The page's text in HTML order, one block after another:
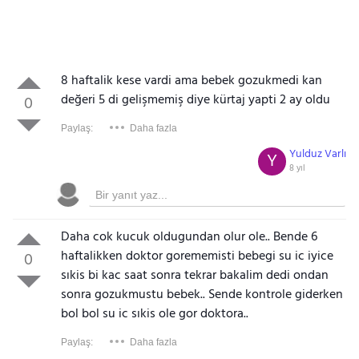
0
8 haftalik kese vardi ama bebek gozukmedi kan
değeri 5 di gelişmemiş diye kürtaj yapti 2 ay oldu
Paylaş: Daha fazla
Yulduz Varlı
8 yıl
Y
0
Daha cok kucuk oldugundan olur ole.. Bende 6
haftalikken doktor gorememisti bebegi su ic iyice
sıkis bi kac saat sonra tekrar bakalim dedi ondan
sonra gozukmustu bebek.. Sende kontrole giderken
bol bol su ic sıkis ole gor doktora..
Paylaş: Daha fazla